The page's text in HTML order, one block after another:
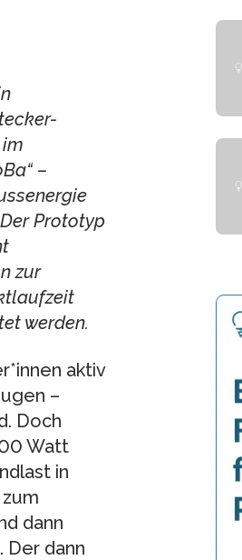
–
Prototyp
zur
werden.
aktiv
–
Doch
Watt
in
dann
Der dann